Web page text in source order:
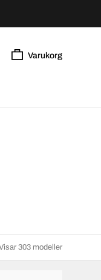
Varukorg
303 modeller